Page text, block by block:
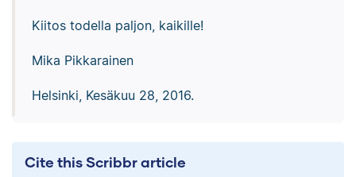
Kiitos todella paljon, kaikille!
Mika Pikkarainen
Helsinki, Kesäkuu 28, 2016.
Cite this Scribbr article